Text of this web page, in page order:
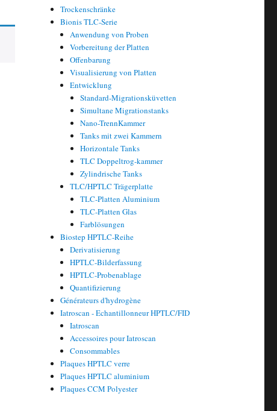
Trockenschränke
Bionis TLC-Serie
Anwendung von Proben
Vorbereitung der Platten
Offenbarung
Visualisierung von Platten
Entwicklung
Standard-Migrationsküvetten
Simultane Migrationstanks
Nano-TrennKammer
Tanks mit zwei Kammern
Horizontale Tanks
TLC Doppeltrog-kammer
Zylindrische Tanks
TLC/HPTLC Trägerplatte
TLC-Platten Aluminium
TLC-Platten Glas
Farblösungen
Biostep HPTLC-Reihe
Derivatisierung
HPTLC-Bilderfassung
HPTLC-Probenablage
Quantifizierung
Générateurs d'hydrogène
Iatroscan - Echantillonneur HPTLC/FID
Iatroscan
Accessoires pour Iatroscan
Consommables
Plaques HPTLC verre
Plaques HPTLC aluminium
Plaques CCM Polyester